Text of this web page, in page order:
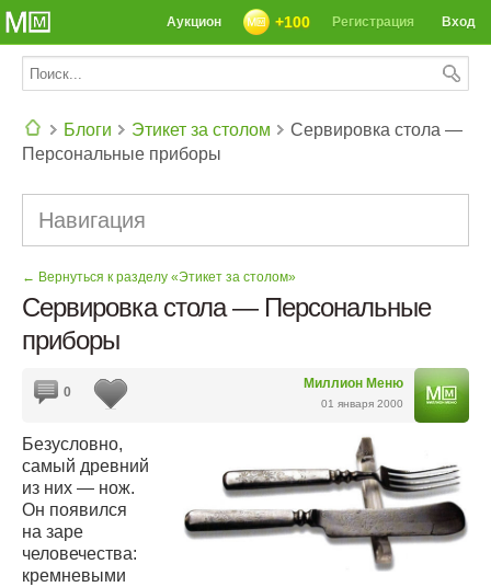
Вход
Регистрация
+100
Аукцион
Блоги Этикет за столом
Сервировка стола —
Персональные приборы
Навигация
← Вернуться к разделу «Этикет за столом»
Сервировка стола — Персональные
приборы
Миллион Меню
01 января 2000
0
Безусловно,
самый древний
из них — нож.
Он появился
на заре
человечества:
кремневыми